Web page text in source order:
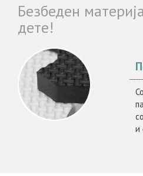
Безбеден
дете!
и